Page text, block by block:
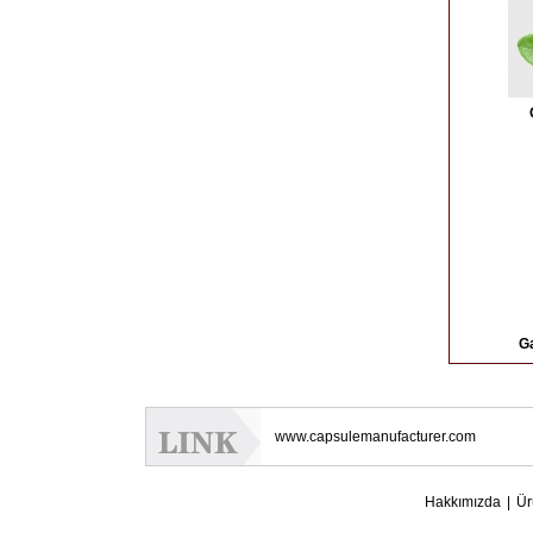
www.capsulemanufacturer.com
Hakkımızda